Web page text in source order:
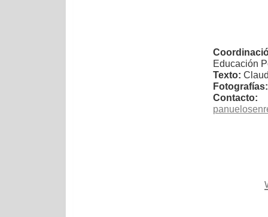
Educación
Texto:
Fotografías:
Contacto: